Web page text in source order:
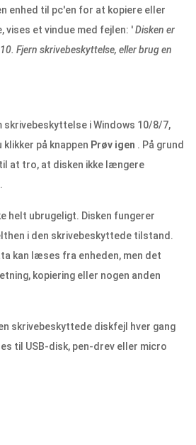
enhed til pc'en for at kopiere eller
vises et vindue med fejlen: 'Disken er
Fjern skrivebeskyttelse, eller brug en
skrivebeskyttelse i Windows 10/8/7,
på knappen Prøv igen . På grund
at tro, at disken ikke længere
helt ubrugeligt. Disken fungerer
i den skrivebeskyttede tilstand.
kan læses fra enheden, men det
kopiering eller nogen anden
skrivebeskyttede diskfejl hver gang
til USB-disk, pen-drev eller micro